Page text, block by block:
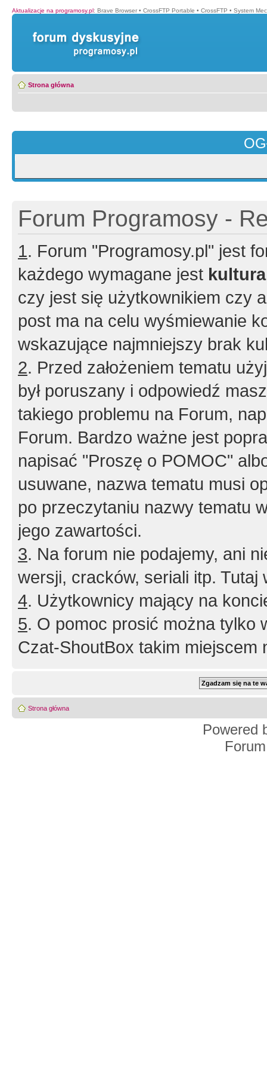
Aktualizacje na programosy.pl: Brave Browser • CrossFTP Portable • CrossFTP • System
Strona główna
Forum Programosy -
1. Forum "Programosy.pl" jest
każdego wymagane jest
czy jest się użytkownikiem czy
post ma na celu wyśmiewanie
wskazujące najmniejszy brak
2. Przed założeniem tematu
był poruszany i odpowiedź
takiego problemu na Forum,
Forum. Bardzo ważne jest
napisać "Proszę o POMOC"
usuwane, nazwa tematu musi
po przeczytaniu nazwy tematu
jego zawartości.
3. Na forum nie podajemy, ani
wersji, cracków, seriali itp. Tutaj
4. Użytkownicy mający na
5. O pomoc prosić można tylko
Czat-ShoutBox takim miejscem
Strona główna
Powered